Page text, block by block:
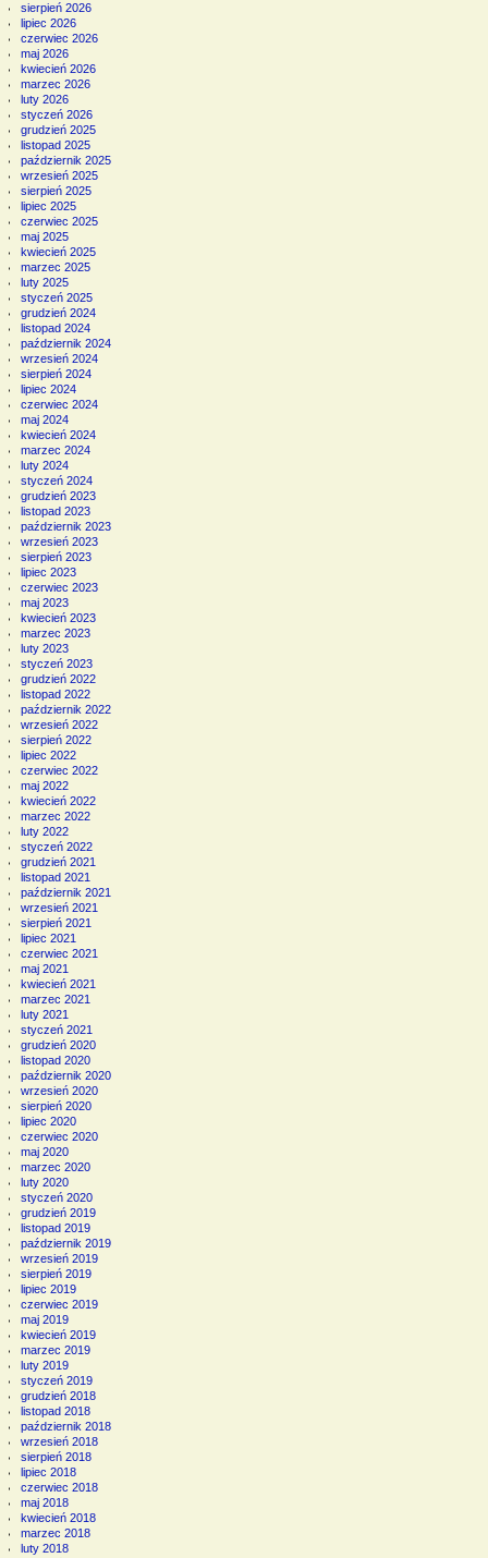
sierpień 2026
lipiec 2026
czerwiec 2026
maj 2026
kwiecień 2026
marzec 2026
luty 2026
styczeń 2026
grudzień 2025
listopad 2025
październik 2025
wrzesień 2025
sierpień 2025
lipiec 2025
czerwiec 2025
maj 2025
kwiecień 2025
marzec 2025
luty 2025
styczeń 2025
grudzień 2024
listopad 2024
październik 2024
wrzesień 2024
sierpień 2024
lipiec 2024
czerwiec 2024
maj 2024
kwiecień 2024
marzec 2024
luty 2024
styczeń 2024
grudzień 2023
listopad 2023
październik 2023
wrzesień 2023
sierpień 2023
lipiec 2023
czerwiec 2023
maj 2023
kwiecień 2023
marzec 2023
luty 2023
styczeń 2023
grudzień 2022
listopad 2022
październik 2022
wrzesień 2022
sierpień 2022
lipiec 2022
czerwiec 2022
maj 2022
kwiecień 2022
marzec 2022
luty 2022
styczeń 2022
grudzień 2021
listopad 2021
październik 2021
wrzesień 2021
sierpień 2021
lipiec 2021
czerwiec 2021
maj 2021
kwiecień 2021
marzec 2021
luty 2021
styczeń 2021
grudzień 2020
listopad 2020
październik 2020
wrzesień 2020
sierpień 2020
lipiec 2020
czerwiec 2020
maj 2020
marzec 2020
luty 2020
styczeń 2020
grudzień 2019
listopad 2019
październik 2019
wrzesień 2019
sierpień 2019
lipiec 2019
czerwiec 2019
maj 2019
kwiecień 2019
marzec 2019
luty 2019
styczeń 2019
grudzień 2018
listopad 2018
październik 2018
wrzesień 2018
sierpień 2018
lipiec 2018
czerwiec 2018
maj 2018
kwiecień 2018
marzec 2018
luty 2018